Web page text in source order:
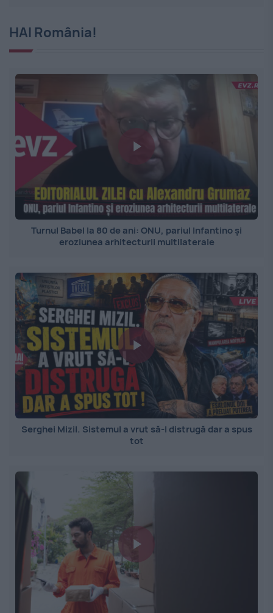
HAI România!
Turnul Babel la 80 de ani: ONU, pariul Infantino și
eroziunea arhitecturii multilaterale
Serghei Mizil. Sistemul a vrut să-l distrugă dar a spus
tot